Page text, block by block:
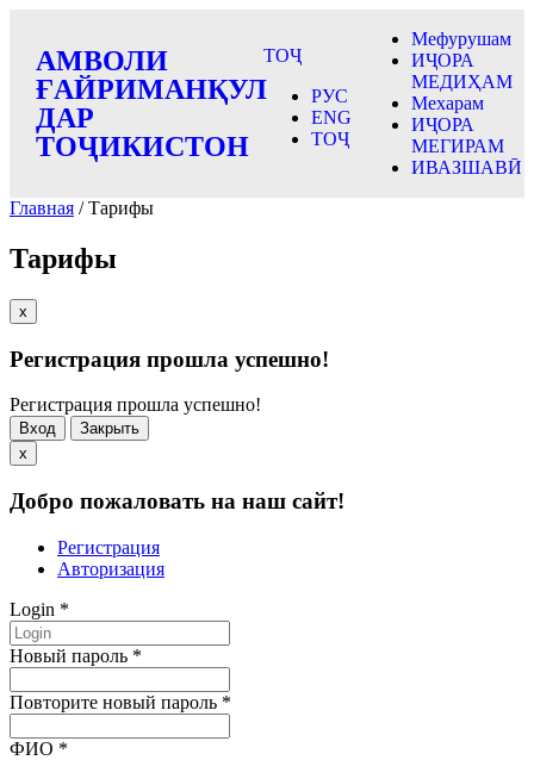
АМВОЛИ
ҒАЙРИМАНҚУЛ
ДАР
ТОҶИКИСТОН
ТОҶ
РУС
ENG
ТОҶ
Мефурушам
ИҶОРА
МЕДИҲАМ
Мехарам
ИҶОРА
МЕГИРАМ
ИВАЗШАВӢ
Главная / Тарифы
Тарифы
x
Регистрация прошла успешно!
Регистрация прошла успешно!
Вход
Закрыть
x
Добро пожаловать на наш сайт!
Регистрация
Авторизация
Login *
Новый пароль *
Повторите новый пароль *
ФИО *